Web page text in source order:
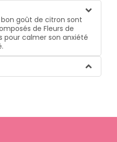
bon goût de citron sont
de Fleurs de
pour calmer son anxiété